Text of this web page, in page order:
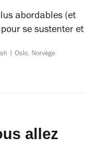
Oslo, Norvège
allez